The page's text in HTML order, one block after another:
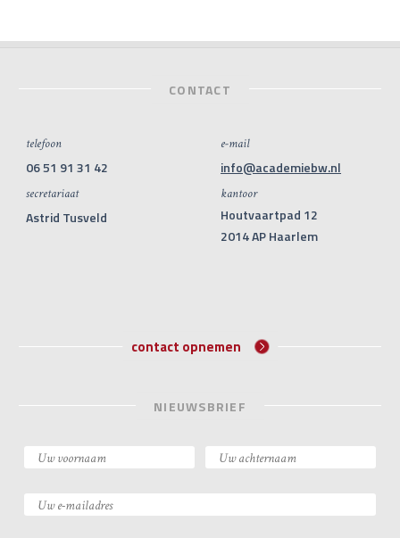
CONTACT
telefoon
06 51 91 31 42
secretariaat
Astrid Tusveld
e-mail
info@academiebw.nl
kantoor
Houtvaartpad 12
2014 AP Haarlem
contact opnemen
NIEUWSBRIEF